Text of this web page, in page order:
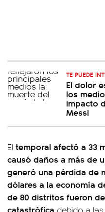
TE PUEDE
El dolor
los
impacto
Messi
El temporal afectó a 33
causó daños a más de
generó una pérdida de
dólares a la economía
de 80 distritos fueron
catastrófica debido a